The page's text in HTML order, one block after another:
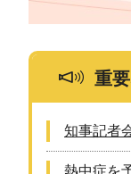
重
知事記者
熱中症を